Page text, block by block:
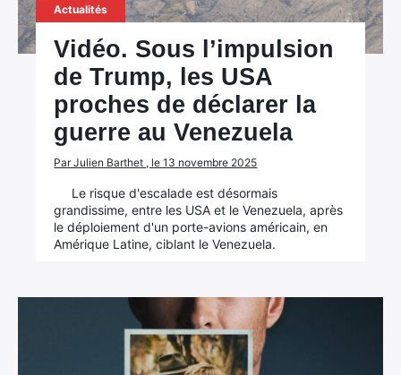
Actualités
Vidéo. Sous l’impulsion
de Trump, les USA
proches de déclarer la
guerre au Venezuela
Par Julien Barthet , le 13 novembre 2025
Le risque d'escalade est désormais
grandissime, entre les USA et le Venezuela, après
le déploiement d'un porte-avions américain, en
Amérique Latine, ciblant le Venezuela.